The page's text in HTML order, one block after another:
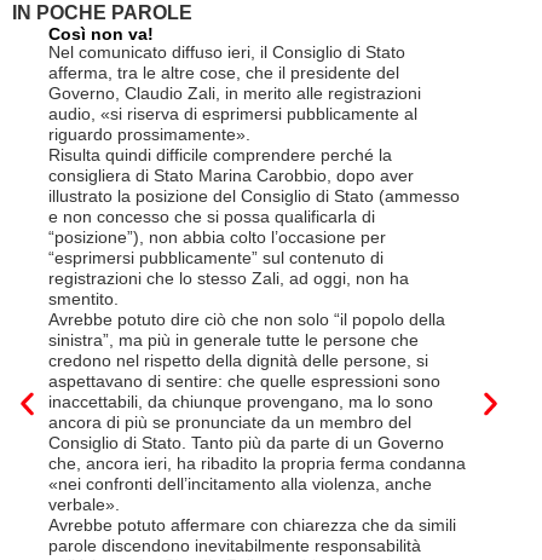
IN POCHE PAROLE
Così non va!
Nel comunicato diffuso ieri, il Consiglio di Stato
afferma, tra le altre cose, che il presidente del
Governo, Claudio Zali, in merito alle registrazioni
audio, «si riserva di esprimersi pubblicamente al
riguardo prossimamente».
Risulta quindi difficile comprendere perché la
consigliera di Stato Marina Carobbio, dopo aver
illustrato la posizione del Consiglio di Stato (ammesso
e non concesso che si possa qualificarla di
“posizione”), non abbia colto l’occasione per
“esprimersi pubblicamente” sul contenuto di
registrazioni che lo stesso Zali, ad oggi, non ha
smentito.
Avrebbe potuto dire ciò che non solo “il popolo della
sinistra”, ma più in generale tutte le persone che
credono nel rispetto della dignità delle persone, si
aspettavano di sentire: che quelle espressioni sono
inaccettabili, da chiunque provengano, ma lo sono
ancora di più se pronunciate da un membro del
Consiglio di Stato. Tanto più da parte di un Governo
che, ancora ieri, ha ribadito la propria ferma condanna
«nei confronti dell’incitamento alla violenza, anche
verbale».
Avrebbe potuto affermare con chiarezza che da simili
parole discendono inevitabilmente responsabilità
franchi
Questa